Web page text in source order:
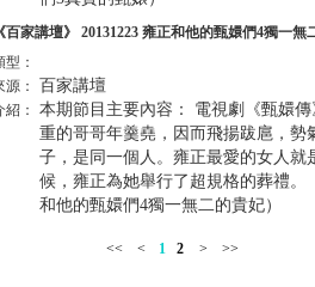
《百家講壇》 20131223 雍正和他的甄嬛們4獨一無
型：
源：
百家講壇
紹：
本期節目主要內容： 電視劇《甄嬛
重的哥哥年羹堯，因而飛揚跋扈，勢
子，是同一個人。雍正最愛的女人就
候，雍正為她舉行了超規格的葬禮。
和他的甄嬛們4獨一無二的貴妃）
<< < 1 2 > >>